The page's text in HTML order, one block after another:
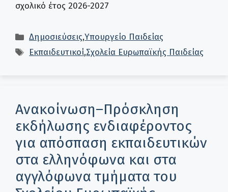
σχολικό έτος 2026-2027
Κατηγορίες
Δημοσιεύσεις,Υπουργείο Παιδείας
Ετικέτες
Εκπαιδευτικοί,Σχολεία Ευρωπαϊκής Παιδείας
Ανακοίνωση–Πρόσκληση
εκδήλωσης ενδιαφέροντος
για απόσπαση εκπαιδευτικών
στα ελληνόφωνα και στα
αγγλόφωνα τμήματα του